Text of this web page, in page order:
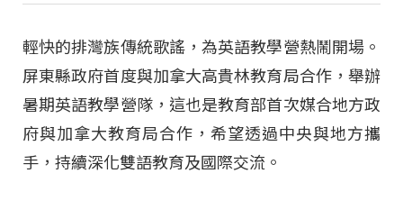
輕快的排灣族傳統歌謠，為英語教學營熱鬧開場。
屏東縣政府首度與加拿大高貴林教育局合作，舉辦
暑期英語教學營隊，這也是教育部首次媒合地方政
府與加拿大教育局合作，希望透過中央與地方攜
手，持續深化雙語教育及國際交流。